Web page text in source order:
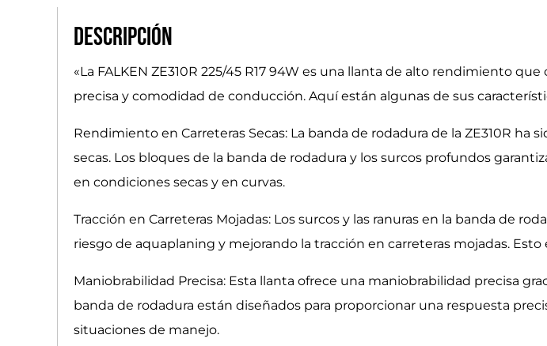
Descripción
«La FALKEN ZE310R 225/45 R17 94W es una llanta de alto rendimiento
precisa y comodidad de conducción. Aquí están algunas de sus
Rendimiento en Carreteras Secas: La banda de rodadura de la ZE310R
secas. Los bloques de la banda de rodadura y los surcos profundos
en condiciones secas y en curvas.
Tracción en Carreteras Mojadas: Los surcos y las ranuras en la banda de
riesgo de aquaplaning y mejorando la tracción en carreteras mojadas.
Maniobrabilidad Precisa: Esta llanta ofrece una maniobrabilidad precisa
banda de rodadura están diseñados para proporcionar una respuesta
situaciones de manejo.